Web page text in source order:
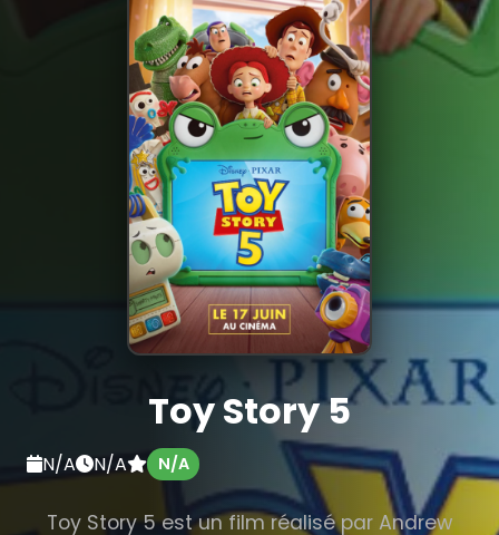
Toy Story 5
N/A N/A N/A
Toy Story 5 est un film réalisé par Andrew